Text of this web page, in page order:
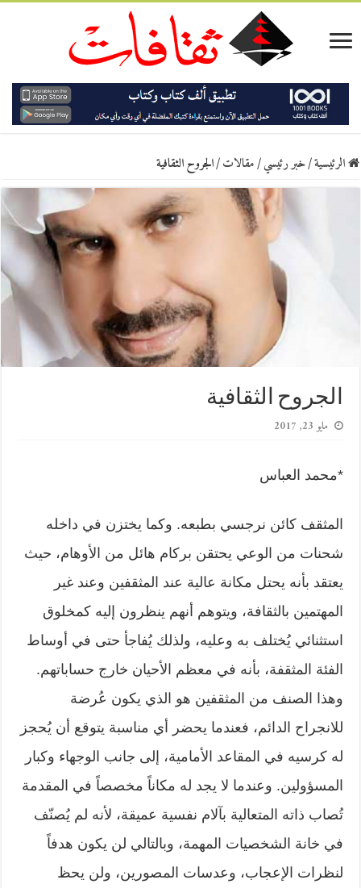
الرئيسية/خبر رئيسي/مقالات/الجروح الثقافية
الجروح الثقافية
مايو 23, 2017
*محمد العباس
المثقف كائن نرجسي بطبعه. وكما يختزن في داخله
شحنات من الوعي يحتقن بركام هائل من الأوهام، حيث
يعتقد بأنه يحتل مكانة عالية عند المثقفين وعند غير
المهتمين بالثقافة، ويتوهم أنهم ينظرون إليه كمخلوق
استثنائي يُختلف به وعليه، ولذلك يُفاجأ حتى في أوساط
الفئة المثقفة، بأنه في معظم الأحيان خارج حساباتهم.
وهذا الصنف من المثقفين هو الذي يكون عُرضة
للانجراح الدائم، فعندما يحضر أي مناسبة يتوقع أن يُحجز
له كرسيه في المقاعد الأمامية، إلى جانب الوجهاء وكبار
المسؤولين. وعندما لا يجد له مكاناً مخصصاً في المقدمة
تُصاب ذاته المتعالية بآلام نفسية عميقة، لأنه لم يُصنّف
في خانة الشخصيات المهمة، وبالتالي لن يكون هدفاً
لنظرات الإعجاب، وعدسات المصورين، ولن يحظ